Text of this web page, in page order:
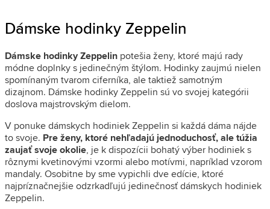
Dámske hodinky Zeppelin
Dámske hodinky Zeppelin potešia ženy, ktoré majú rady
módne doplnky s jedinečným štýlom. Hodinky zaujmú nielen
spomínaným tvarom ciferníka, ale taktiež samotným
dizajnom. Dámske hodinky Zeppelin sú vo svojej kategórii
doslova majstrovským dielom.
V ponuke dámskych hodiniek Zeppelin si každá dáma nájde
to svoje. Pre ženy, ktoré nehľadajú jednoduchosť, ale túžia
zaujať svoje okolie, je k dispozícii bohatý výber hodiniek s
rôznymi kvetinovými vzormi alebo motívmi, napríklad vzorom
mandaly. Osobitne by sme vypichli dve edície, ktoré
najpríznačnejšie odzrkadľujú jedinečnosť dámskych hodiniek
Zeppelin.